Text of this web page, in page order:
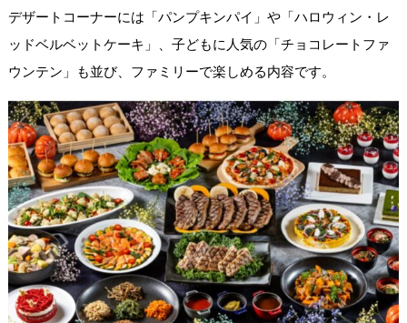
デザートコーナーには「パンプキンパイ」や「ハロウィン・レ
ッドベルベットケーキ」、子どもに人気の「チョコレートファ
ウンテン」も並び、ファミリーで楽しめる内容です。